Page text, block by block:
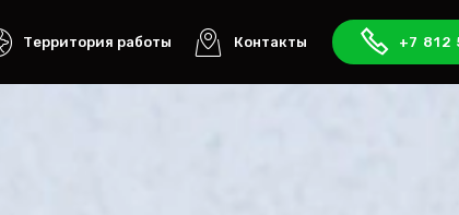
Территория работы Контакты +7 812